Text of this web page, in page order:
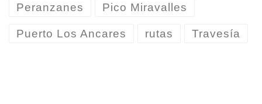
Peranzanes Pico Miravalles
Puerto Los Ancares rutas Travesía